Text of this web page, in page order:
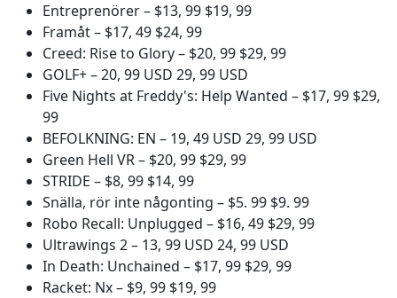
Entreprenörer – $13, 99 $19, 99
Framåt – $17, 49 $24, 99
Creed: Rise to Glory – $20, 99 $29, 99
GOLF+ – 20, 99 USD 29, 99 USD
Five Nights at Freddy's: Help Wanted – $17, 99 $29,
99
BEFOLKNING: EN – 19, 49 USD 29, 99 USD
Green Hell VR – $20, 99 $29, 99
STRIDE – $8, 99 $14, 99
Snälla, rör inte någonting – $5. 99 $9. 99
Robo Recall: Unplugged – $16, 49 $29, 99
Ultrawings 2 – 13, 99 USD 24, 99 USD
In Death: Unchained – $17, 99 $29, 99
Racket: Nx – $9, 99 $19, 99